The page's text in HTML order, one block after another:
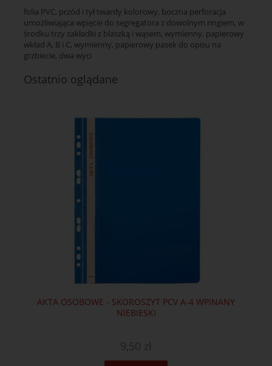
folia PVC, przód i tył twardy kolorowy, boczna perforacja
umożliwiająca wpięcie do segregatora z dowolnym ringiem, w
środku trzy zakładki z blaszką i wąsem, wymienny, papierowy
wkład A, B i C, wymienny, papierowy pasek do opisu na
grzbiecie, dwa wyci
Ostatnio oglądane
AKTA OSOBOWE - SKOROSZYT PCV A-4 WPINANY
NIEBIESKI